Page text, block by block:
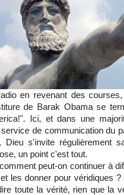
en revenant des
de Barak Obama se
Ici, et dans une
de communication du
Dieu s'invite régulièrement
un point c'est tout.
peut-on continuer à
les donner pour véridiques
toute la vérité, rien que la